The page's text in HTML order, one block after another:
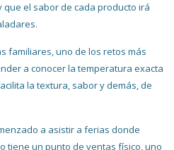
el sabor de cada producto irá
familiares, uno de los retos más
a conocer la temperatura exacta
la textura, sabor y demás, de
a asistir a ferias donde
tiene un punto de ventas físico, uno